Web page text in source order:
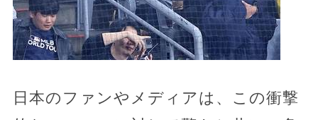
日本のファンやメディアは、この衝撃